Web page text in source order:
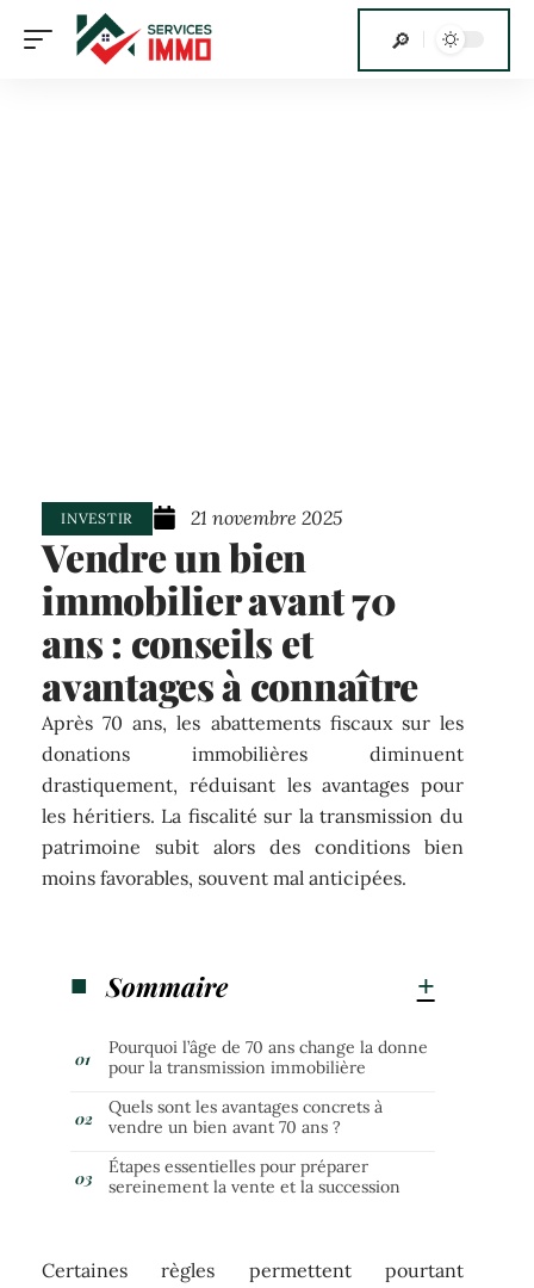
INVESTIR 21 novembre 2025
Vendre un bien
immobilier avant 70
ans : conseils et
avantages à connaître
Après 70 ans, les abattements fiscaux sur les
donations immobilières diminuent
drastiquement, réduisant les avantages pour
les héritiers. La fiscalité sur la transmission du
patrimoine subit alors des conditions bien
moins favorables, souvent mal anticipées.
Sommaire
Pourquoi l’âge de 70 ans change la donne
pour la transmission immobilière
Quels sont les avantages concrets à
vendre un bien avant 70 ans ?
Étapes essentielles pour préparer
sereinement la vente et la succession
Certaines règles permettent pourtant